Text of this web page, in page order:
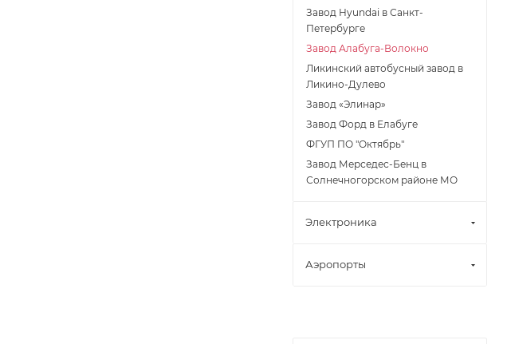
Завод Hyundai в Санкт-
Петербурге
Завод Алабуга-Волокно
Ликинский автобусный завод в
Ликино-Дулево
Завод «Элинар»
Завод Форд в Елабуге
ФГУП ПО "Октябрь"
Завод Мерседес-Бенц в
Солнечногорском районе МО
Электроника
Аэропорты